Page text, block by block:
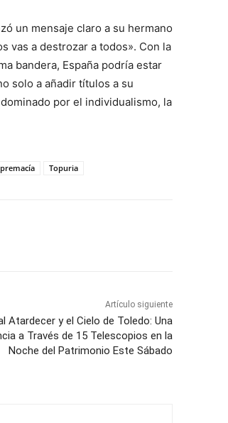
un mensaje claro a su hermano
vas a destrozar a todos». Con la
bandera, España podría estar
solo a añadir títulos a su
por el individualismo, la
Topuria
Artículo siguiente
Atardecer y el Cielo de Toledo: Una
a Través de 15 Telescopios en la
Noche del Patrimonio Este Sábado